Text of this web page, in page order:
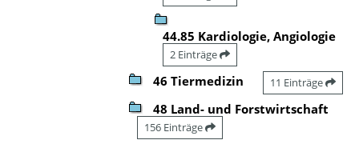
44.85 Kardiologie, Angiologie
2 Einträge
46 Tiermedizin 11 Einträge
48 Land- und Forstwirtschaft
156 Einträge